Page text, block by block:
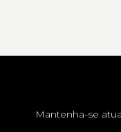
Mantenha-se